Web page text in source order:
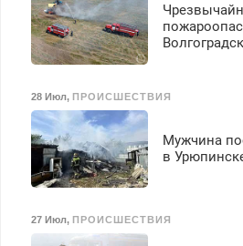
28 Июл, ПРОИСШЕСТВИЯ
Мужчина
в
27 Июл, ПРОИСШЕСТВИЯ